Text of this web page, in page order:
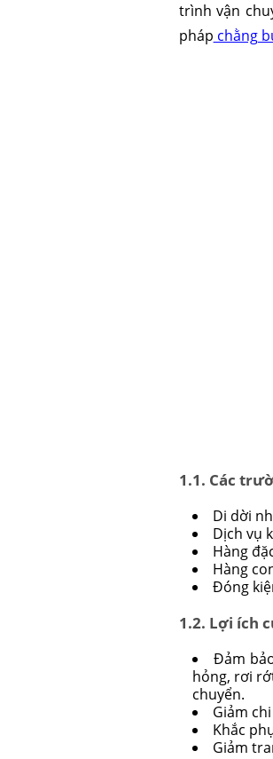
trình vận
pháp chằng
1.1. Các
Di dời
Dịch vụ
Hàng
Hàng
Đóng
1.2. Lợi ích
Đảm
hỏng, rơi
chuyển.
Giảm
Khắc
Giảm